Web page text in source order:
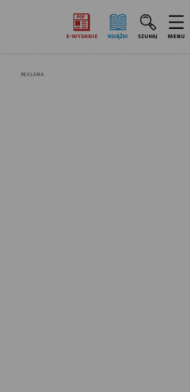
E‑WYDANIE KSIĄŻKI SZUKAJ MENU
REKLAMA